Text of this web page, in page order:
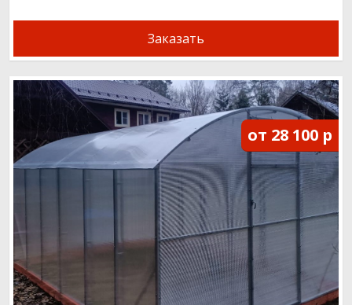
Заказать
от 28 100 р